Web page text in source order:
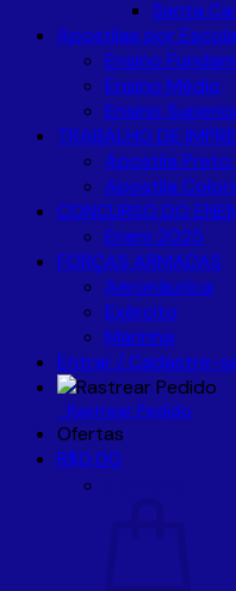
Santa
Apostilas por
Ensino
Ensino Médio
Ensino
TRABALHO DE
Apostila Preto
Apostila
CONCURSO DO
Enem 2025
FORÇAS ARMADAS
Aeronáutica
Exército
Marinha
Entrar / Cadastre-
Rastrear Pedido
Ofertas
R$0,00